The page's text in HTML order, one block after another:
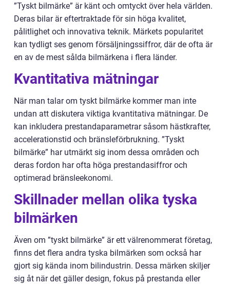
”Tyskt bilmärke” är känt och omtyckt över hela världen.
Deras bilar är eftertraktade för sin höga kvalitet,
pålitlighet och innovativa teknik. Märkets popularitet
kan tydligt ses genom försäljningssiffror, där de ofta är
en av de mest sålda bilmärkena i flera länder.
Kvantitativa mätningar
När man talar om tyskt bilmärke kommer man inte
undan att diskutera viktiga kvantitativa mätningar. De
kan inkludera prestandaparametrar såsom hästkrafter,
accelerationstid och bränsleförbrukning. ”Tyskt
bilmärke” har utmärkt sig inom dessa områden och
deras fordon har ofta höga prestandasiffror och
optimerad bränsleekonomi.
Skillnader mellan olika tyska
bilmärken
Även om ”tyskt bilmärke” är ett välrenommerat företag,
finns det flera andra tyska bilmärken som också har
gjort sig kända inom bilindustrin. Dessa märken skiljer
sig åt när det gäller design, fokus på prestanda eller